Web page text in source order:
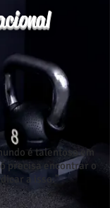
é talentoso em
precisa encontrar o
a isso."